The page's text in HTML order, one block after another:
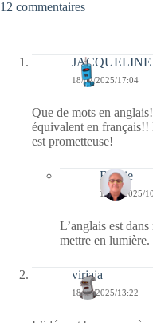
12 commentaires
JACQUELINE
18/02/2025/17:04
Que de mots en
équivalent en français!!
est prometteuse!
Bernie
19/02/2025/
L’anglais est
mettre en lumière.
virjaja
18/02/2025/13:22